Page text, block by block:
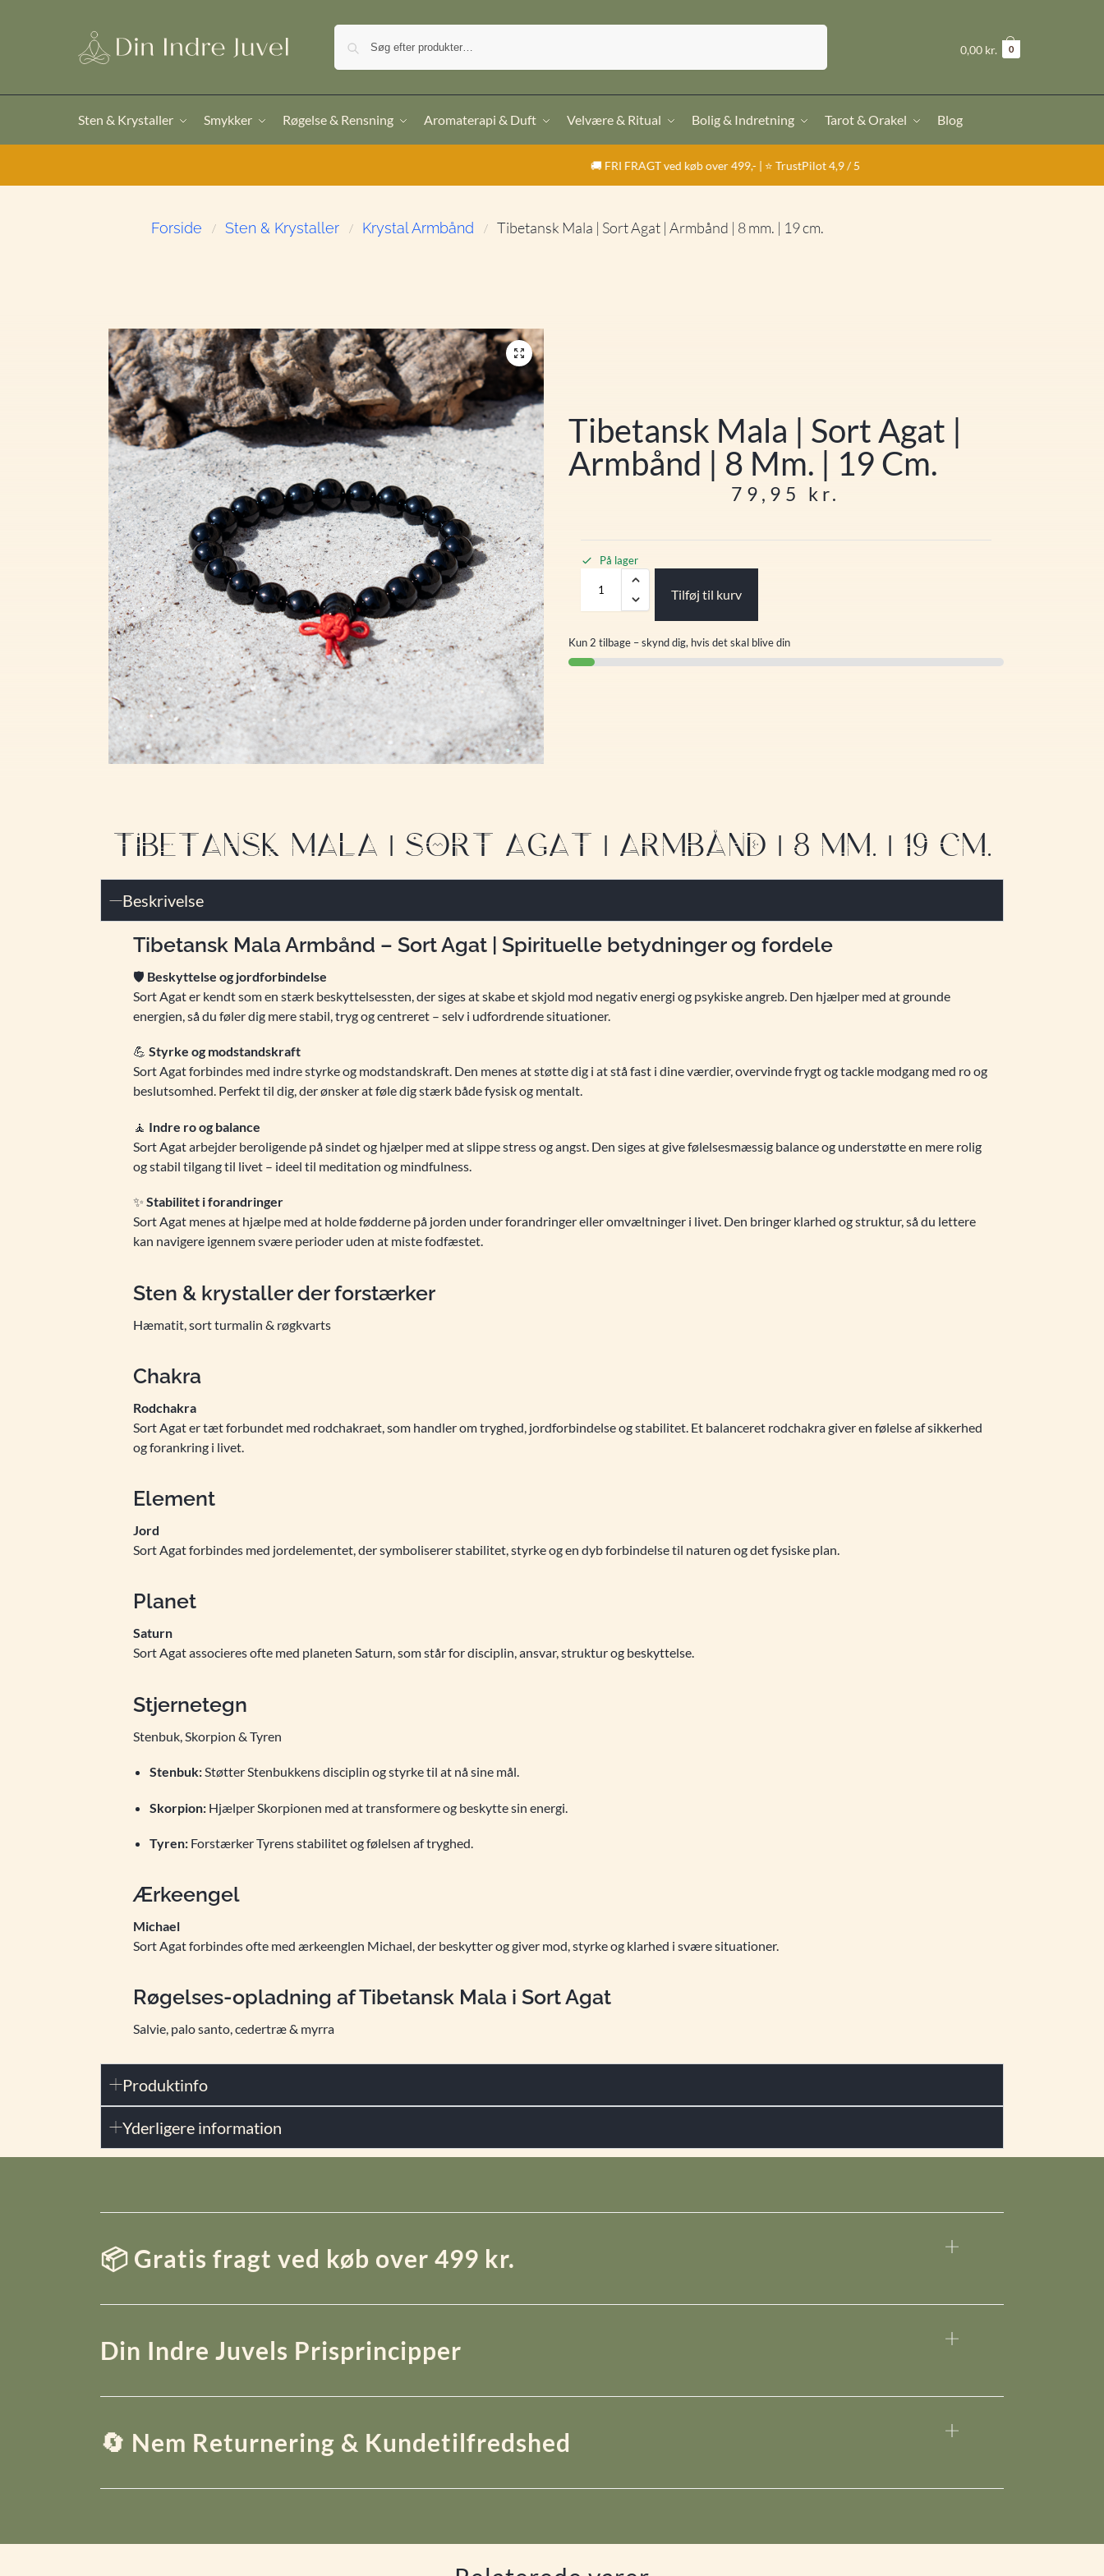
0,00 kr. 0
Sten & Krystaller Smykker Røgelse & Rensning Aromaterapi & Duft Velvære & Ritual Bolig & Indretning Tarot & Orakel Blog
🚚 FRI FRAGT ved køb over 499,- | ⭐ TrustPilot 4,9 / 5
Forside / Sten & Krystaller / Krystal Armbånd / Tibetansk Mala | Sort Agat | Armbånd | 8 mm. | 19 cm.
Tibetansk Mala | Sort Agat |
Armbånd | 8 Mm. | 19 Cm.
79,95 kr.
På lager
Tilføj til kurv
Kun 2 tilbage – skynd dig, hvis det skal blive din
TIBETANSK MALA | SORT AGAT | ARMBÅND | 8 MM. | 19 CM.
Beskrivelse
Tibetansk Mala Armbånd – Sort Agat | Spirituelle betydninger og fordele
🛡 Beskyttelse og jordforbindelse
Sort Agat er kendt som en stærk beskyttelsessten, der siges at skabe et skjold mod negativ energi og psykiske angreb. Den hjælper med at grounde
energien, så du føler dig mere stabil, tryg og centreret – selv i udfordrende situationer.
💪 Styrke og modstandskraft
Sort Agat forbindes med indre styrke og modstandskraft. Den menes at støtte dig i at stå fast i dine værdier, overvinde frygt og tackle modgang med ro og
beslutsomhed. Perfekt til dig, der ønsker at føle dig stærk både fysisk og mentalt.
🧘 Indre ro og balance
Sort Agat arbejder beroligende på sindet og hjælper med at slippe stress og angst. Den siges at give følelsesmæssig balance og understøtte en mere rolig
og stabil tilgang til livet – ideel til meditation og mindfulness.
✨ Stabilitet i forandringer
Sort Agat menes at hjælpe med at holde fødderne på jorden under forandringer eller omvæltninger i livet. Den bringer klarhed og struktur, så du lettere
kan navigere igennem svære perioder uden at miste fodfæstet.
Sten & krystaller der forstærker
Hæmatit, sort turmalin & røgkvarts
Chakra
Rodchakra
Sort Agat er tæt forbundet med rodchakraet, som handler om tryghed, jordforbindelse og stabilitet. Et balanceret rodchakra giver en følelse af sikkerhed
og forankring i livet.
Element
Jord
Sort Agat forbindes med jordelementet, der symboliserer stabilitet, styrke og en dyb forbindelse til naturen og det fysiske plan.
Planet
Saturn
Sort Agat associeres ofte med planeten Saturn, som står for disciplin, ansvar, struktur og beskyttelse.
Stjernetegn
Stenbuk, Skorpion & Tyren
Stenbuk:Støtter Stenbukkens disciplin og styrke til at nå sine mål.
Skorpion: Hjælper Skorpionen med at transformere og beskytte sin energi.
Tyren: Forstærker Tyrens stabilitet og følelsen af tryghed.
Ærkeengel
Michael
Sort Agat forbindes ofte med ærkeenglen Michael, der beskytter og giver mod, styrke og klarhed i svære situationer.
Røgelses-opladning af Tibetansk Mala i Sort Agat
Salvie, palo santo, cedertræ & myrra
Produktinfo
Yderligere information
📦 Gratis fragt ved køb over 499 kr.
Din Indre Juvels Prisprincipper
🔄 Nem Returnering & Kundetilfredshed